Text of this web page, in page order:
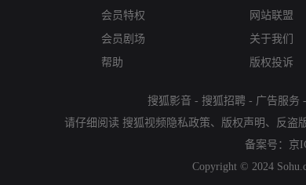
会员特权
会员剧场
帮助
网站联盟
关于我们
版权投诉
搜狐影音 - 搜狐招聘 - 广告服务 -
请仔细阅读 搜狐视频隐私政策、 版权声明 、 反盗
备案号： 京
Copyright © 2024